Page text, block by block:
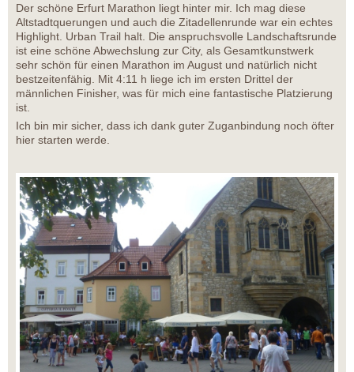
Der schöne Erfurt Marathon liegt hinter mir. Ich mag diese
Altstadtquerungen und auch die Zitadellenrunde war ein echtes
Highlight. Urban Trail halt. Die anspruchsvolle Landschaftsrunde
ist eine schöne Abwechslung zur City, als Gesamtkunstwerk
sehr schön für einen Marathon im August und natürlich nicht
bestzeitenfähig. Mit 4:11 h liege ich im ersten Drittel der
männlichen Finisher, was für mich eine fantastische Platzierung
ist.
Ich bin mir sicher, dass ich dank guter Zuganbindung noch öfter
hier starten werde.